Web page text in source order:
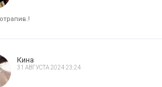
Кина
31 АВГУСТА 2024 23:24